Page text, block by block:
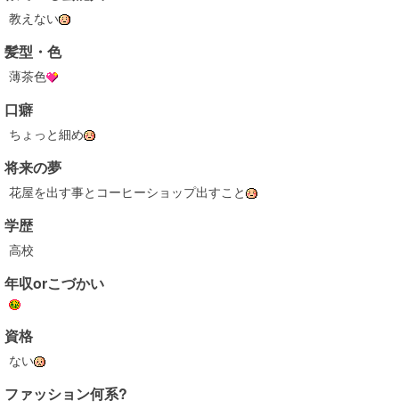
教えない
髪型・色
薄茶色
口癖
ちょっと細め
将来の夢
花屋を出す事とコーヒーショップ出すこと
学歴
高校
年収orこづかい
資格
ない
ファッション何系?